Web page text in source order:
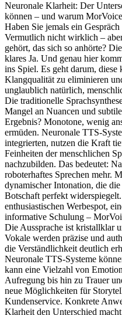
Neuronale Klarheit: Der
können – und warum
Haben Sie jemals ein
Vermutlich nicht wirklich –
gehört, das sich so anhörte?
klares Ja. Und genau hier
ins Spiel. Es geht darum, diese
Klangqualität zu eliminieren
unglaublich natürlich,
Die traditionelle
Mangel an Nuancen und
Ergebnis? Monotone, wenig
ermüden. Neuronale TTS-
integrierten, nutzen die Kraft
Feinheiten der menschlichen
nachzubilden. Das bedeutet:
roboterhaftes Sprechen mehr.
dynamischer Intonation, die
Botschaft perfekt
enthusiastischen Werbespot,
informative Schulung –
Die Aussprache ist kristallklar
Vokale werden präzise und
die Verständlichkeit deutlich
Neuronale TTS-Systeme
kann eine Vielzahl von
Aufregung bis hin zu Trauer
neue Möglichkeiten für
Kundenservice. Konkrete
Klarheit den Unterschied